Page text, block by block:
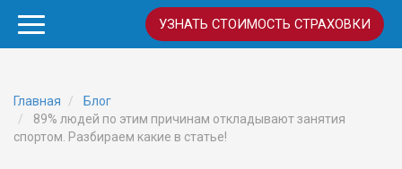
УЗНАТЬ СТОИМОСТЬ СТРАХОВКИ
Главная
Блог
89% людей по этим причинам откладывают занятия
спортом. Разбираем какие в статье!